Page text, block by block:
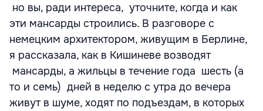
но вы, ради интереса, уточните, когда и как
эти мансарды строились. В разговоре с
немецким архитектором, живущим в Берлине,
я рассказала, как в Кишиневе возводят
мансарды, а жильцы в течение года шесть (а
то и семь) дней в неделю с утра до вечера
живут в шуме, ходят по подъездам, в которых